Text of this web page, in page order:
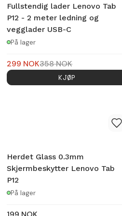
Fullstendig lader Lenovo Tab
P12 - 2 meter ledning og
vegglader USB-C
På lager
299 NOK358NOK
KJØP
Herdet Glass 0.3mm
Skjermbeskytter Lenovo Tab
P12
På lager